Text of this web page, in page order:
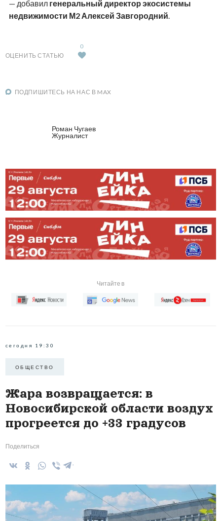
— добавил генеральный директор экосистемы
недвижимости М2 Алексей Завгородний.
ОЦЕНИТЬ СТАТЬЮ
0
ПОДПИШИТЕСЬ НА НАС В MAX
Роман Чугаев
Журналист
Читайте в
сегодня 19:30
ОБЩЕСТВО
Жара возвращается: в
Новосибирской области воздух
прогреется до +33 градусов
Поделиться